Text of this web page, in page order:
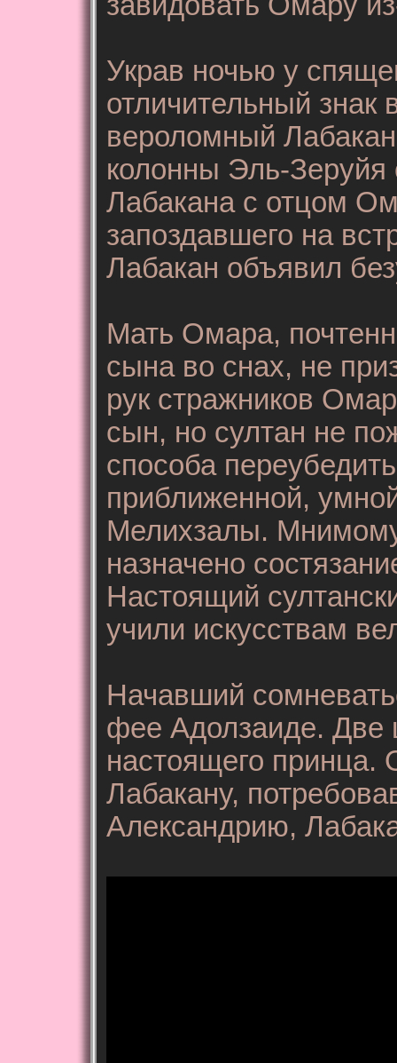
Украв ночью у
отличительный
вероломный Лабакан
колонны Эль-Зеруйя
Лабакана с отцом
запоздавшего на
Лабакан объявил
Мать Омара,
сына во снах, не
рук стражников
сын, но султан не
способа
приближенной,
Мелихзалы.
назначено
Настоящий
учили искусствам
Начавший
фее Адолзаиде. Две
настоящего принца.
Лабакану,
Александрию,